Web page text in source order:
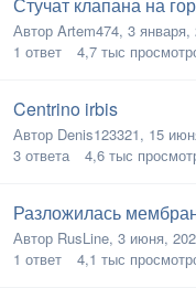
Автор Artem474, 3 января,
1 ответ 4,7 тыс
Centrino irbis
Автор Denis123321, 15
3 ответа 4,6 тыс
Разложилась
Автор RusLine, 3 июня,
1 ответ 4,1 тыс